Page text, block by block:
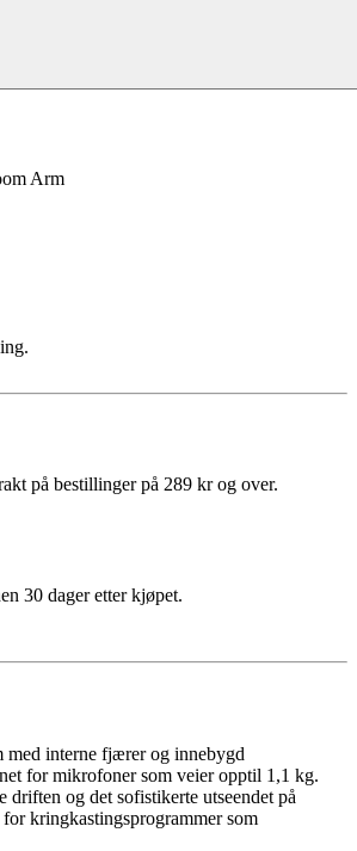
Arm
på bestillinger på 289 kr og over.
30 dager etter kjøpet.
med interne fjærer og innebygd
for mikrofoner som veier opptil 1,1 kg.
driften og det sofistikerte utseendet på
kringkastingsprogrammer som